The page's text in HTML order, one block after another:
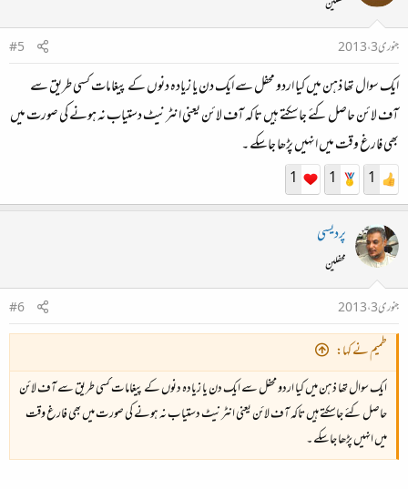
محفلین
جنوری 3، 2013
#5
ایک سوال تھا ذہن میں کیا اردو محفل سے ایک دن یا زیادہ دنوں کے پیغامات کسی طریق سے
آف لائن حاصل کئے جاسکتے ہیں تاکہ آف لائن یعنی انٹرنیٹ دستیاب نہ ہونے کی صورت میں
بھی فارغ وقت میں انہیں پڑھا جاسکے ۔
1
1
1
پردیسی
محفلین
جنوری 3، 2013
#6
طمیم نے کہا:
ایک سوال تھا ذہن میں کیا اردو محفل سے ایک دن یا زیادہ دنوں کے پیغامات کسی طریق سے آف لائن
حاصل کئے جاسکتے ہیں تاکہ آف لائن یعنی انٹرنیٹ دستیاب نہ ہونے کی صورت میں بھی فارغ وقت
میں انہیں پڑھا جاسکے ۔